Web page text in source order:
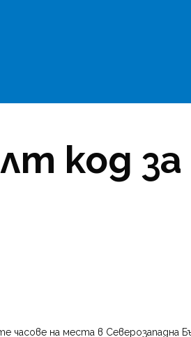
код
на места в Северозападна